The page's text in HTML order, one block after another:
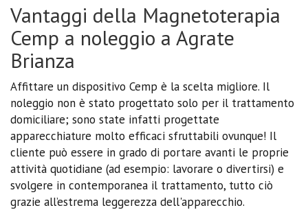
Vantaggi della Magnetoterapia
Cemp a noleggio a Agrate
Brianza
Affittare un dispositivo Cemp è la scelta migliore. Il
noleggio non è stato progettato solo per il trattamento
domiciliare; sono state infatti progettate
apparecchiature molto efficaci sfruttabili ovunque! Il
cliente può essere in grado di portare avanti le proprie
attività quotidiane (ad esempio: lavorare o divertirsi) e
svolgere in contemporanea il trattamento, tutto ciò
grazie all’estrema leggerezza dell'apparecchio.